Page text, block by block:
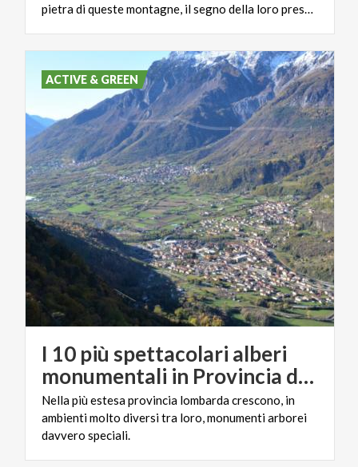
pietra di queste montagne, il segno della loro presenza, di un passaggio, di un incontro.
I 10 più spettacolari alberi
monumentali in Provincia di Brescia.
Nella più estesa provincia lombarda crescono, in
ambienti molto diversi tra loro, monumenti arborei
davvero speciali.
ACTIVE & GREEN